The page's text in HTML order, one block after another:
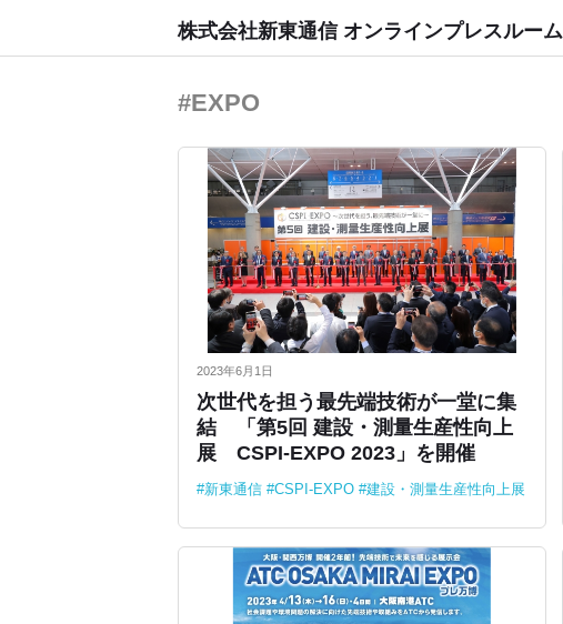
株式会社新東通信 オンラインプレスルーム
#EXPO
2023年6月1日
次世代を担う最先端技術が一堂に集
結 「第5回 建設・測量生産性向上
展 CSPI-EXPO 2023」を開催
新東通信 CSPI-EXPO 建設・測量生産性向上展